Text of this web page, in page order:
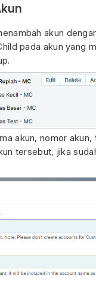
akun
pada akun yang
akun, nomor akun,
tersebut, jika